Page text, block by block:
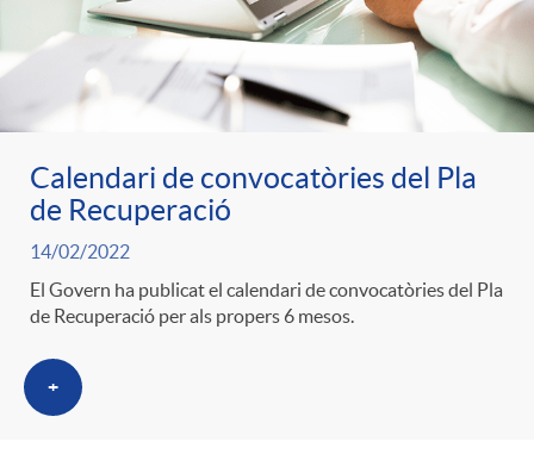
Calendari de convocatòries del Pla
de Recuperació
14/02/2022
El Govern ha publicat el calendari de convocatòries del Pla
de Recuperació per als propers 6 mesos.
+